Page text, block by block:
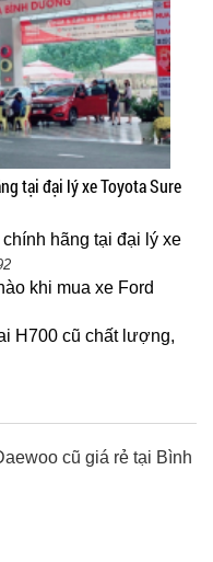
tại đại lý xe Toyota Sure
hãng tại đại lý xe
khi mua xe Ford
H700 cũ chất lượng,